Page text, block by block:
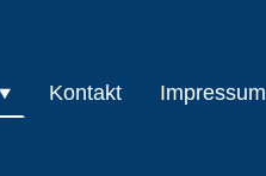
Kontakt Impressum